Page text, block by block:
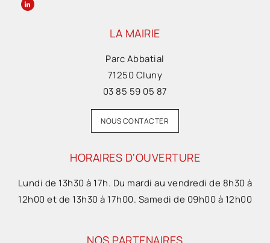
LA MAIRIE
Parc Abbatial
71250 Cluny
03 85 59 05 87
NOUS CONTACTER
HORAIRES D'OUVERTURE
Lundi de 13h30 à 17h. Du mardi au vendredi de 8h30 à
12h00 et de 13h30 à 17h00. Samedi de 09h00 à 12h00